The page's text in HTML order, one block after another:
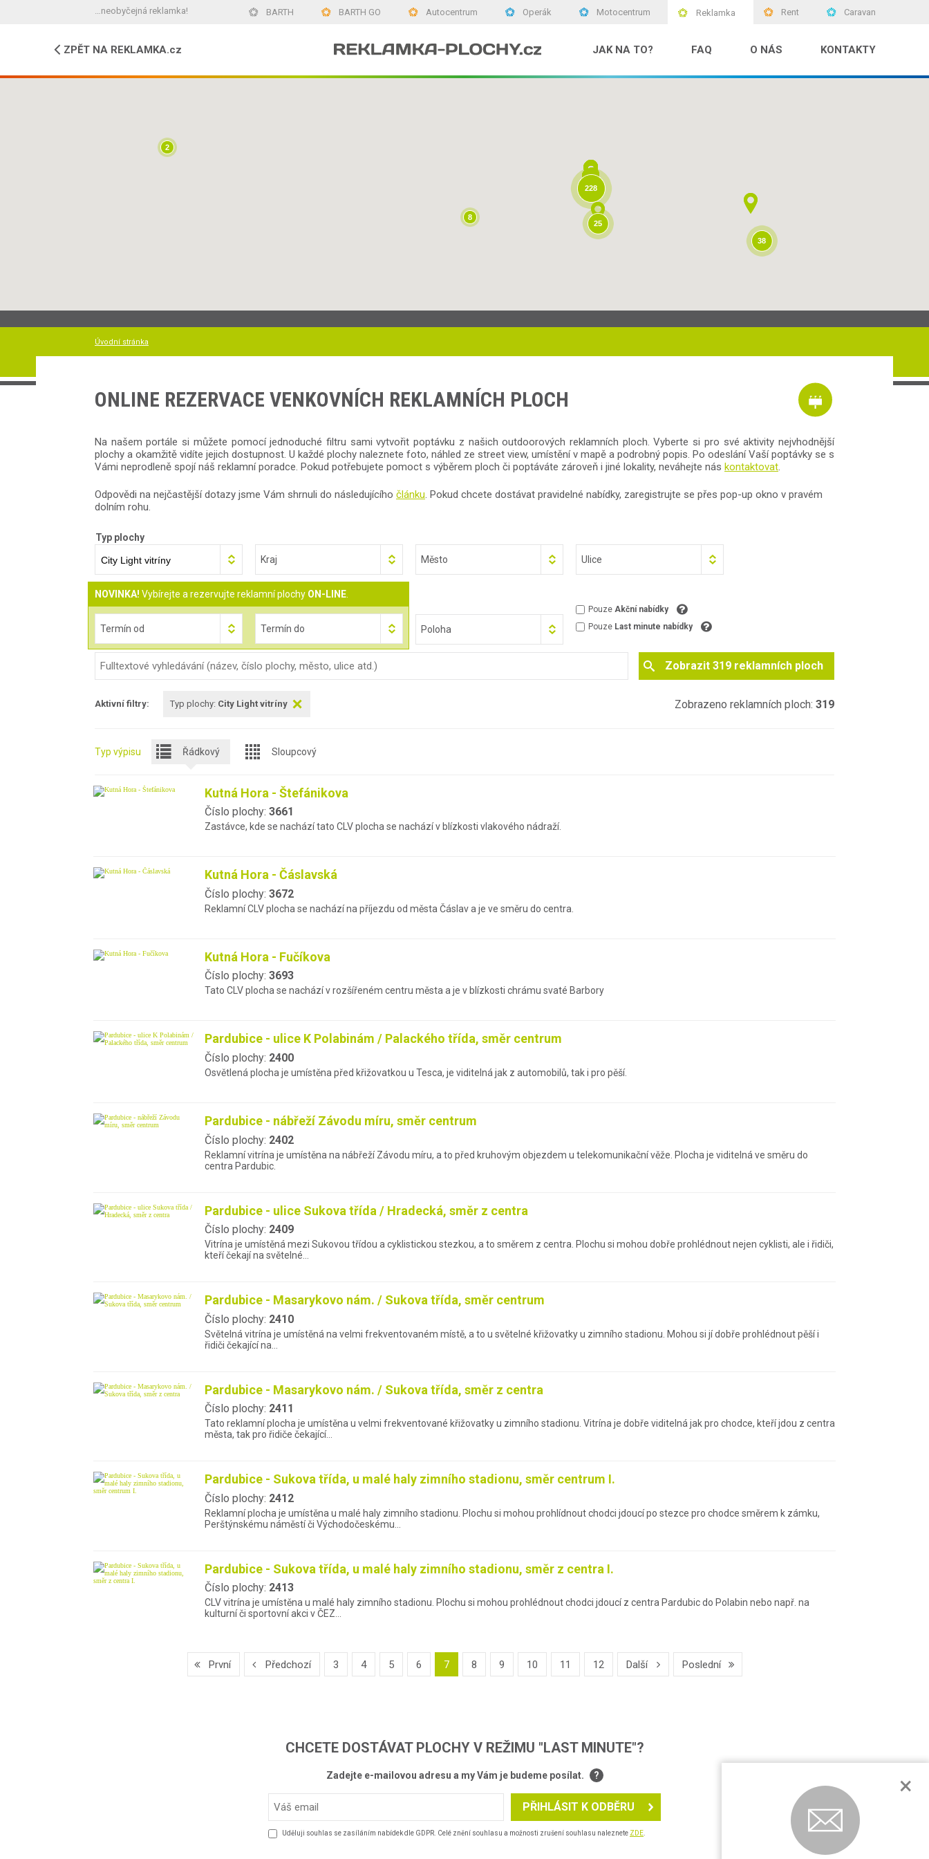
BARTH BARTH GO Autocentrum Operák Motocentrum Reklamka Rent Caravan
…neobyčejná reklamka!
ZPĚT NA REKLAMKA.cz JAK NA TO? FAQ O NÁS KONTAKTY
228
25
8
38
2
Úvodní stránka
ONLINE REZERVACE VENKOVNÍCH REKLAMNÍCH PLOCH
Na našem portále si můžete pomocí jednoduché filtru sami vytvořit poptávku z našich outdoorových reklamních ploch. Vyberte si pro své aktivity nejvhodnější
plochy a okamžitě vidíte jejich dostupnost. U každé plochy naleznete foto, náhled ze street view, umístění v mapě a podrobný popis. Po odeslání Vaší poptávky se s
Vámi neprodleně spojí náš reklamní poradce. Pokud potřebujete pomoct s výběrem ploch či poptáváte zároveň i jiné lokality, neváhejte nás kontaktovat
Odpovědi na nejčastější dotazy jsme Vám shrnuli do následujícího článku. Pokud chcete dostávat pravidelné nabídky, zaregistrujte se přes pop-up okno v pravém
dolním rohu.
Typ plochy
Kraj
Město Ulice
NOVINKA! Vybírejte a rezervujte reklamní plochy ON-LINE
Termín od Termín do Poloha
Pouze Akční nabídky
Pouze Last minute nabídky
Zobrazit 319 reklamních ploch
Aktivní filtry: Typ plochy: City Light vitríny Zobrazeno reklamních ploch: 319
Typ výpisu Řádkový Sloupcový
Kutná Hora - Štefánikova
Číslo plochy:3661
Zastávce, kde se nachází tato CLV plocha se nachází v blízkosti vlakového nádraží.
Kutná Hora - Čáslavská
Číslo plochy:3672
Reklamní CLV plocha se nachází na příjezdu od města Čáslav a je ve směru do centra.
Kutná Hora - Fučíkova
Číslo plochy:3693
Tato CLV plocha se nachází v rozšířeném centru města a je v blízkosti chrámu svaté Barbory
Pardubice - ulice K Polabinám / Palackého třída, směr centrum
Číslo plochy: 2400
Osvětlená plocha je umístěna před křižovatkou u Tesca, je viditelná jak z automobilů, tak i pro pěší.
Pardubice - nábřeží Závodu míru, směr centrum
Číslo plochy: 2402
Reklamní vitrína je umístěna na nábřeží Závodu míru, a to před kruhovým objezdem u telekomunikační věže. Plocha je viditelná ve směru do
centra Pardubic.
Pardubice - ulice Sukova třída / Hradecká, směr z centra
Číslo plochy: 2409
Vitrína je umístěná mezi Sukovou třídou a cyklistickou stezkou, a to směrem z centra. Plochu si mohou dobře prohlédnout nejen cyklisti, ale i řidiči,
kteří čekají na světelné…
Pardubice - Masarykovo nám. / Sukova třída, směr centrum
Číslo plochy: 2410
Světelná vitrína je umístěná na velmi frekventovaném místě, a to u světelné křižovatky u zimního stadionu. Mohou si jí dobře prohlédnout pěší i
řidiči čekající na…
Pardubice - Masarykovo nám. / Sukova třída, směr z centra
Číslo plochy: 2411
Tato reklamní plocha je umístěna u velmi frekventované křižovatky u zimního stadionu. Vitrína je dobře viditelná jak pro chodce, kteří jdou z centra
města, tak pro řidiče čekající…
Pardubice - Sukova třída, u malé haly zimního stadionu, směr centrum I.
Číslo plochy: 2412
Reklamní plocha je umístěna u malé haly zimního stadionu. Plochu si mohou prohlídnout chodci jdoucí po stezce pro chodce směrem k zámku,
Perštýnskému náměstí či Východočeskému…
Pardubice - Sukova třída, u malé haly zimního stadionu, směr z centra I.
Číslo plochy: 2413
CLV vitrína je umístěna u malé haly zimního stadionu. Plochu si mohou prohlédnout chodci jdoucí z centra Pardubic do Polabin nebo např. na
kulturní či sportovní akci v ČEZ…
První Předchozí 3 4 5 6 7 8 9 10 11 12 Další Poslední
×
CHCETE DOSTÁVAT PLOCHY V REŽIMU "LAST MINUTE"?
Zadejte e-mailovou adresu a my Vám je budeme posílat. ?
Uděluji souhlas se zasíláním nabídek dle GDPR. Celé znění souhlasu a možnosti zrušení souhlasu naleznete ZDE
PŘIHLÁSIT K ODBĚRU